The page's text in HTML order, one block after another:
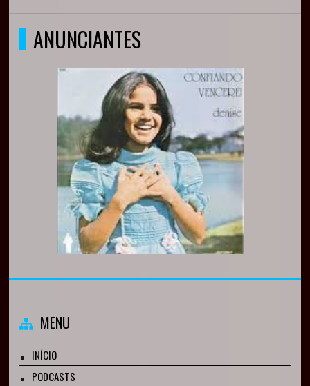
ANUNCIANTES
MENU
INÍCIO
PODCASTS